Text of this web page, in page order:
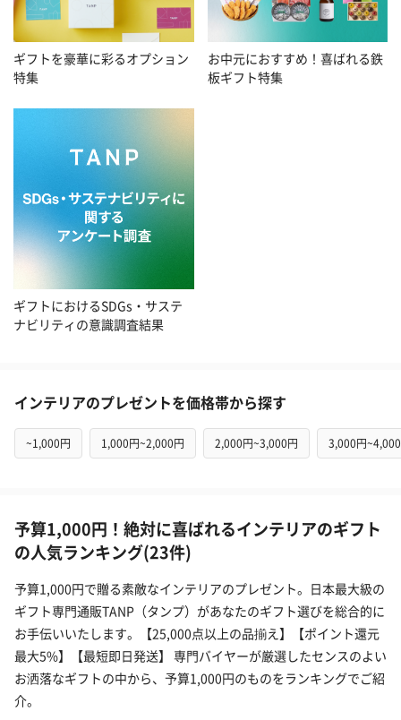
ギフトを豪華に彩るオプション
特集
お中元におすすめ！喜ばれる鉄
板ギフト特集
ギフトにおけるSDGs・サステ
ナビリティの意識調査結果
インテリアのプレゼントを価格帯から探す
~1,000円 1,000円~2,000円 2,000円~3,000円 3,000円
予算1,000円！絶対に喜ばれるインテリアのギフト
の人気ランキング(23件)
予算1,000円で贈る素敵なインテリアのプレゼント。日本最大級の
ギフト専門通販TANP（タンプ）があなたのギフト選びを総合的に
お手伝いいたします。【25,000点以上の品揃え】【ポイント還元
最大5%】【最短即日発送】 専門バイヤーが厳選したセンスのよい
お洒落なギフトの中から、予算1,000円のものをランキングでご紹
介。